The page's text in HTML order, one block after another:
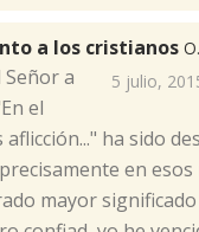
a los cristianos
5 julio,
a
el
ha sido
en
mayor